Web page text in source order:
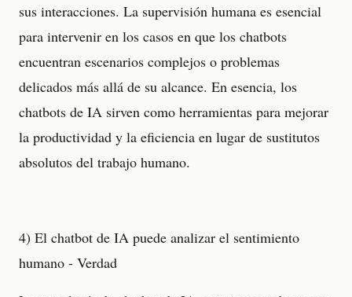
sus interacciones. La supervisión humana es esencial
para intervenir en los casos en que los chatbots
encuentran escenarios complejos o problemas
delicados más allá de su alcance. En esencia, los
chatbots de IA sirven como herramientas para mejorar
la productividad y la eficiencia en lugar de sustitutos
absolutos del trabajo humano.
4) El chatbot de IA puede analizar el sentimiento
humano - Verdad